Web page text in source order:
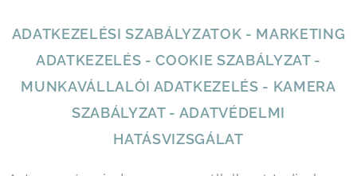
ADATKEZELÉSI SZABÁLYZATOK - MARKETING
ADATKEZELÉS - COOKIE SZABÁLYZAT -
MUNKAVÁLLALÓI ADATKEZELÉS - KAMERA
SZABÁLYZAT - ADATVÉDELMI
HATÁSVIZSGÁLAT